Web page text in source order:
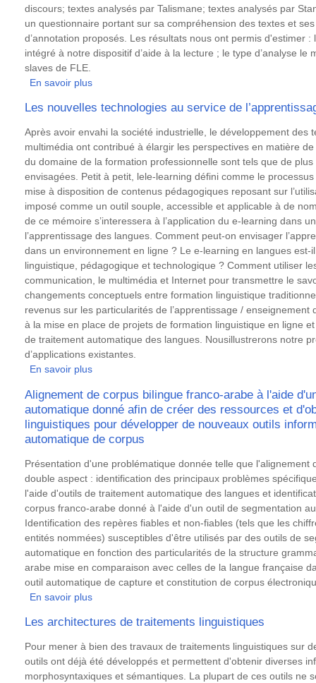
discours; textes analysés par Talismane; textes analysés par
un questionnaire portant sur sa compréhension des textes et
d’annotation proposés. Les résultats nous ont permis d'estimer :
intégré à notre dispositif d’aide à la lecture ; le type d’analyse
slaves de FLE.
En savoir plus
de
deux
types
d'analyse
syntaxique
dans
cadre
d'un
didactique
d'aide
lecture
pour
les
de
FLE
Les nouvelles technologies au service de
Résumé
Après avoir envahi la société industrielle, le développement des
multimédia ont contribué à élargir les perspectives en matière
du domaine de la formation professionnelle sont tels que de
envisagées. Petit à petit, lele-learning défini comme le
mise à disposition de contenus pédagogiques reposant sur
imposé comme un outil souple, accessible et applicable à de
de ce mémoire s’interessera à l’application du e-learning dans
l’apprentissage des langues. Comment peut-on envisager
dans un environnement en ligne ? Le e-learning en langues est-
linguistique, pédagogique et technologique ? Comment utiliser
communication, le multimédia et Internet pour transmettre le
changements conceptuels entre formation linguistique
revenus sur les particularités de l’apprentissage /
à la mise en place de projets de formation linguistique en ligne
de traitement automatique des langues. Nousillustrerons notre
d’applications existantes.
En savoir plus
nouvelles
technologies
au
service
l’apprentissage
des
langues
Alignement de corpus bilingue franco-arabe à l'aide
automatique donné afin de créer des ressources et
linguistiques pour développer de nouveaux outils
automatique de corpus
Résumé
Présentation d'une problématique donnée telle que l'alignement
double aspect : identification des principaux problèmes
l'aide d'outils de traitement automatique des langues et
corpus franco-arabe donné à l'aide d'un outil de segmentation
Identification des repères fiables et non-fiables (tels que les
entités nommées) susceptibles d'être utilisés par des outils de
automatique en fonction des particularités de la structure
arabe mise en comparaison avec celles de la langue française
outil automatique de capture et constitution de corpus
En savoir plus
de
corpus
bilingue
franco-
Les architectures de traitements linguistiques
Résumé
Pour mener à bien des travaux de traitements linguistiques sur
outils ont déjà été développés et permettent d'obtenir diverses
morphosyntaxiques et sémantiques. La plupart de ces outils ne